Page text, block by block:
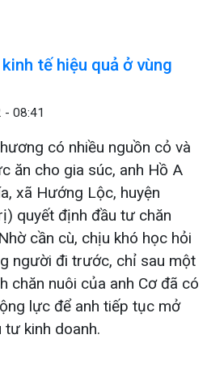
tế hiệu quả ở vùng
08:41
có nhiều nguồn cỏ và
ăn cho gia súc, anh Hồ A
xã Hướng Lộc, huyện
quyết định đầu tư chăn
cần cù, chịu khó học hỏi
người đi trước, chỉ sau một
chăn nuôi của anh Cơ đã có
lực để anh tiếp tục mở
tư kinh doanh.